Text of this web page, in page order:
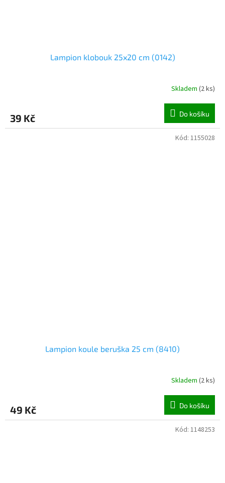
Lampion klobouk 25x20 cm (0142)
Skladem (2 ks)
39 Kč Do košíku
Lampion koule beruška 25 cm (8410)
Skladem (2 ks)
49 Kč Do košíku
Kód: 1155028
Kód: 1148253